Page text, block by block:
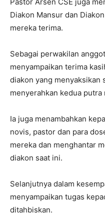
Diakon Mansur dan
mereka terima.
Sebagai perwakilan
menyampaikan terima
diakon yang menyaksikan
menyerahkan kedua
Ia juga menambahkan
novis, pastor dan para
mereka dan menghantar
diakon saat ini.
Selanjutnya dalam
menyampaikan tugas
ditahbiskan.